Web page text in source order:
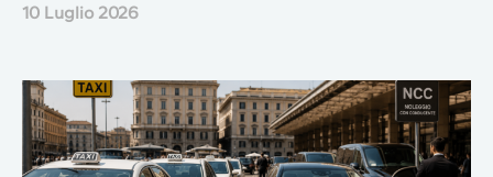
10 Luglio 2026